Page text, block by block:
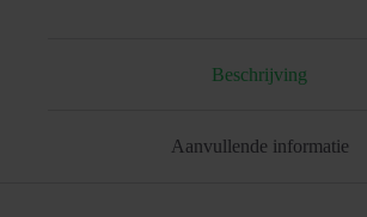
Beschrijving
Aanvullende informatie